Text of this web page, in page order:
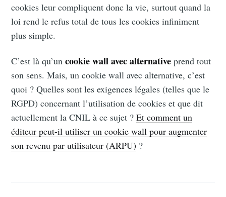
cookies leur compliquent donc la vie, surtout quand la
loi rend le refus total de tous les cookies infiniment
plus simple.
C’est là qu’uncookie wall avec alternative prend tout
son sens. Mais, un cookie wall avec alternative, c’est
quoi ? Quelles sont les exigences légales (telles que le
RGPD) concernant l’utilisation de cookies et que dit
actuellement la CNIL à ce sujet ?Et comment un
éditeur peut-il utiliser un cookie wall pour augmenter
son revenu par utilisateur (ARPU) ?